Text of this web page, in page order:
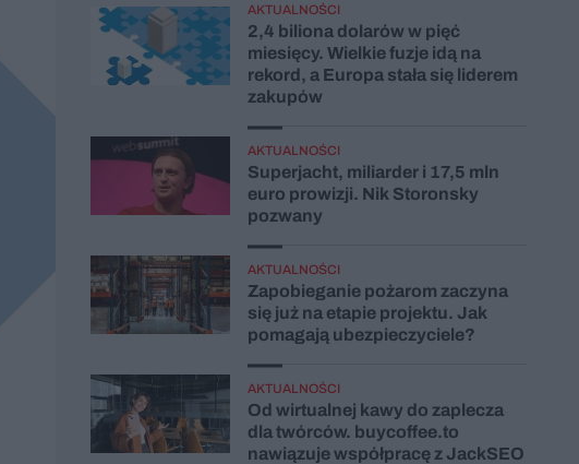
AKTUALNOŚCI
2,4 biliona dolarów w pięć
miesięcy. Wielkie fuzje idą na
rekord, a Europa stała się liderem
zakupów
AKTUALNOŚCI
Superjacht, miliarder i 17,5 mln
euro prowizji. Nik Storonsky
pozwany
AKTUALNOŚCI
Zapobieganie pożarom zaczyna
się już na etapie projektu. Jak
pomagają ubezpieczyciele?
AKTUALNOŚCI
Od wirtualnej kawy do zaplecza
dla twórców. buycoffee.to
nawiązuje współpracę z JackSEO